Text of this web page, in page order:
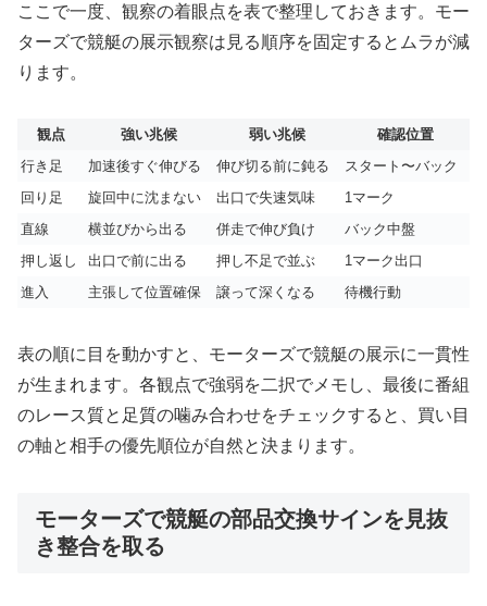
ここで一度、観察の着眼点を表で整理しておきます。モー
ターズで競艇の展示観察は見る順序を固定するとムラが減
ります。
観点 強い兆候 弱い兆候
確認位置
行き足
加速後すぐ伸びる 伸び切る前に鈍る
スタート〜バック
回り足
旋回中に沈まない 出口で失速気味
1マーク
直線
横並びから出る 併走で伸び負け
バック中盤
押し返し
出口で前に出る 押し不足で並ぶ
1マーク出口
進入
主張して位置確保 譲って深くなる 待機行動
表の順に目を動かすと、モーターズで競艇の展示に一貫性
が生まれます。各観点で強弱を二択でメモし、最後に番組
のレース質と足質の噛み合わせをチェックすると、買い目
の軸と相手の優先順位が自然と決まります。
モーターズで競艇の部品交換サインを見抜
き整合を取る